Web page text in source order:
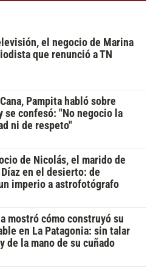
el negocio de Marina
que renunció a TN
Pampita habló sobre
se confesó: "No negocio la
ni de respeto"
de Nicolás, el marido de
en el desierto: de
imperio a astrofotógrafo
mostró cómo construyó su
en La Patagonia: sin talar
de la mano de su cuñado